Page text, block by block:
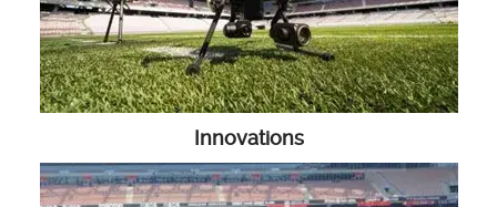
Innovations